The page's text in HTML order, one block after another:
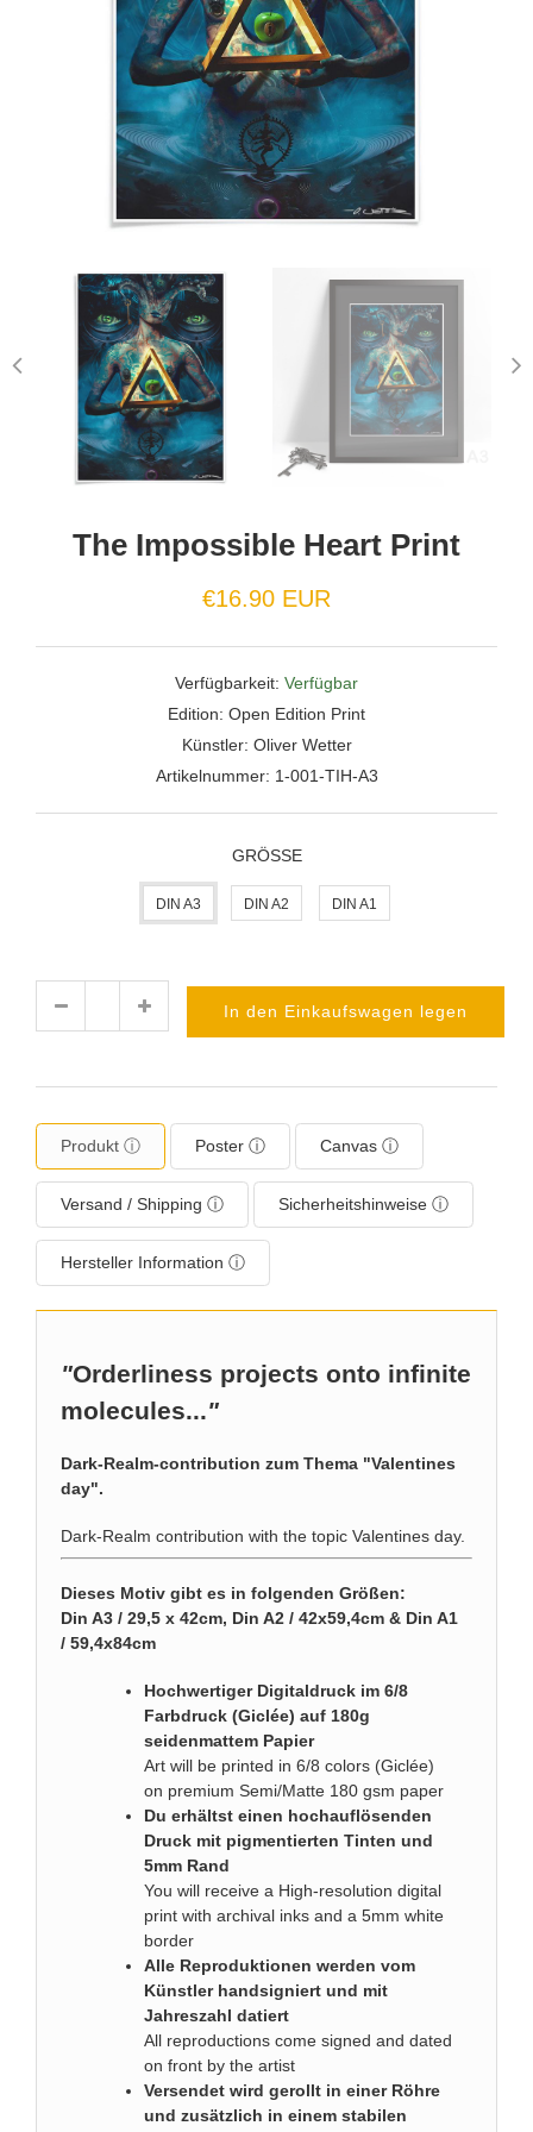
The Impossible Heart Print
€16.90 EUR
Verfügbarkeit: Verfügbar
Edition: Open Edition Print
Künstler: Oliver Wetter
Artikelnummer: 1-001-TIH-A3
GRÖSSE
DIN A3 DIN A2 DIN A1
In den Einkaufswagen legen
Produkt ⓘ Poster ⓘ Canvas ⓘ
Versand / Shipping ⓘ Sicherheitshinweise ⓘ
Hersteller Information ⓘ
"Orderliness projects onto infinite
molecules..."
Dark-Realm-contribution zum Thema "Valentines
day".
Dark-Realm contribution with the topic Valentines day.
Dieses Motiv gibt es in folgenden Größen:
Din A3 / 29,5 x 42cm, Din A2 / 42x59,4cm & Din A1
/ 59,4x84cm
Hochwertiger Digitaldruck im 6/8
Farbdruck (Giclée) auf 180g
seidenmattem Papier
Art will be printed in 6/8 colors (Giclée)
on premium Semi/Matte 180 gsm paper
Du erhältst einen hochauflösenden
Druck mit pigmentierten Tinten und
5mm Rand
You will receive a High-resolution digital
print with archival inks and a 5mm white
border
Alle Reproduktionen werden vom
Künstler handsigniert und mit
Jahreszahl datiert
All reproductions come signed and dated
on front by the artist
Versendet wird gerollt in einer Röhre
und zusätzlich in einem stabilen